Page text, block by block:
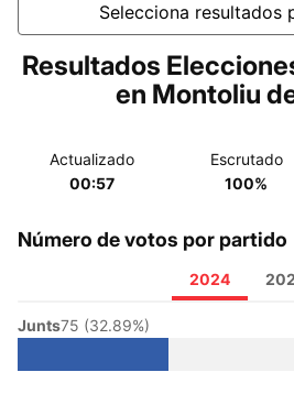
Selecciona resultados
Resultados
en Montoliu
Actualizado
00:57
Escrutado
100%
Número de votos por partido
2024
Junts75 (32.89%)